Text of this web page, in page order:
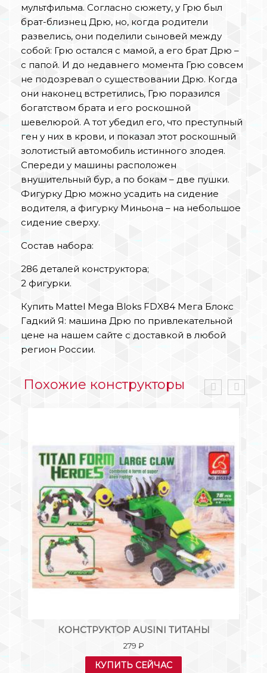
мультфильма. Согласно сюжету, у Грю был
брат-близнец Дрю, но, когда родители
развелись, они поделили сыновей между
собой: Грю остался с мамой, а его брат Дрю –
с папой. И до недавнего момента Грю совсем
не подозревал о существовании Дрю. Когда
они наконец встретились, Грю поразился
богатством брата и его роскошной
шевелюрой. А тот убедил его, что преступный
ген у них в крови, и показал этот роскошный
золотистый автомобиль истинного злодея.
Спереди у машины расположен
внушительный бур, а по бокам – две пушки.
Фигурку Дрю можно усадить на сидение
водителя, а фигурку Миньона – на небольшое
сидение сверху.
Состав набора:
286 деталей конструктора;
2 фигурки.
Купить Mattel Mega Bloks FDX84 Мега Блокс
Гадкий Я: машина Дрю по привлекательной
цене на нашем сайте с доставкой в любой
регион России.
Похожие конструкторы
КОНСТРУКТОР AUSINI ТИТАНЫ
279 ₽
КУПИТЬ СЕЙЧАС